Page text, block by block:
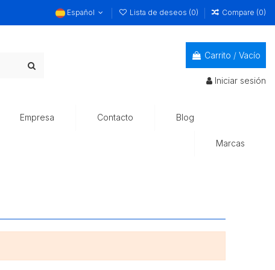
Español Lista de deseos (0) Compare (0)
Carrito / Vacío
Iniciar sesión
Empresa Contacto Blog
Marcas